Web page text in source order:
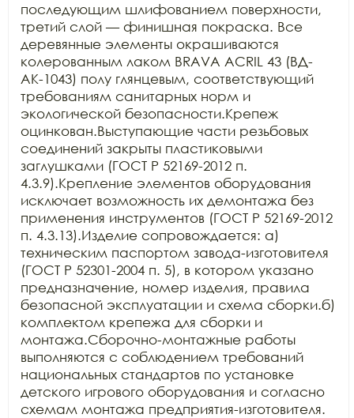
последующим шлифованием поверхности,
третий слой — финишная покраска. Все
деревянные элементы окрашиваются
колерованным лаком BRAVA ACRIL 43 (ВД-
АК-1043) полу глянцевым, соответствующий
требованиям санитарных норм и
экологической безопасности.Крепеж
оцинкован.Выступающие части резьбовых
соединений закрыты пластиковыми
заглушками (ГОСТ Р 52169-2012 п.
4.3.9).Крепление элементов оборудования
исключает возможность их демонтажа без
применения инструментов (ГОСТ Р 52169-2012
п. 4.3.13).Изделие сопровождается: а)
техническим паспортом завода-изготовителя
(ГОСТ Р 52301-2004 п. 5), в котором указано
предназначение, номер изделия, правила
безопасной эксплуатации и схема сборки.б)
комплектом крепежа для сборки и
монтажа.Сборочно-монтажные работы
выполняются с соблюдением требований
национальных стандартов по установке
детского игрового оборудования и согласно
схемам монтажа предприятия-изготовителя.